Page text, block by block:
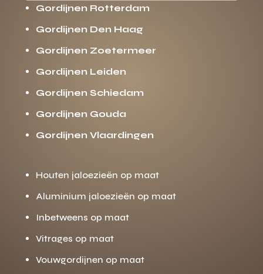
Gordijnen Rotterdam
Gordijnen Den Haag
Gordijnen Zoetermeer
Gordijnen Leiden
Gordijnen Schiedam
Gordijnen Gouda
Gordijnen Vlaardingen
Houten jaloezieën op maat
Aluminium jaloezieën op maat
Inbetweens op maat
Vitrages op maat
Vouwgordijnen op maat